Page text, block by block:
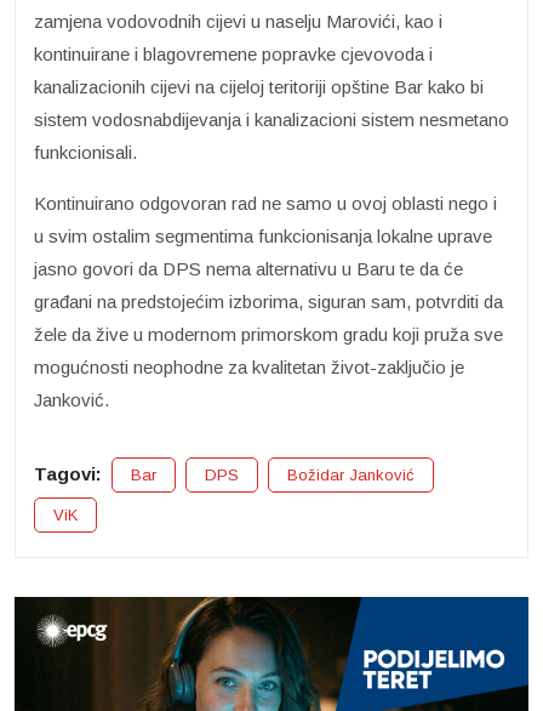
zamjena vodovodnih cijevi u naselju Marovići, kao i
kontinuirane i blagovremene popravke cjevovoda i
kanalizacionih cijevi na cijeloj teritoriji opštine Bar kako bi
sistem vodosnabdijevanja i kanalizacioni sistem nesmetano
funkcionisali.
Kontinuirano odgovoran rad ne samo u ovoj oblasti nego i
u svim ostalim segmentima funkcionisanja lokalne uprave
jasno govori da DPS nema alternativu u Baru te da će
građani na predstojećim izborima, siguran sam, potvrditi da
žele da žive u modernom primorskom gradu koji pruža sve
mogućnosti neophodne za kvalitetan život-zaključio je
Janković.
Tagovi: Bar DPS Božidar Janković
ViK